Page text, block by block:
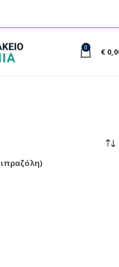
0 €